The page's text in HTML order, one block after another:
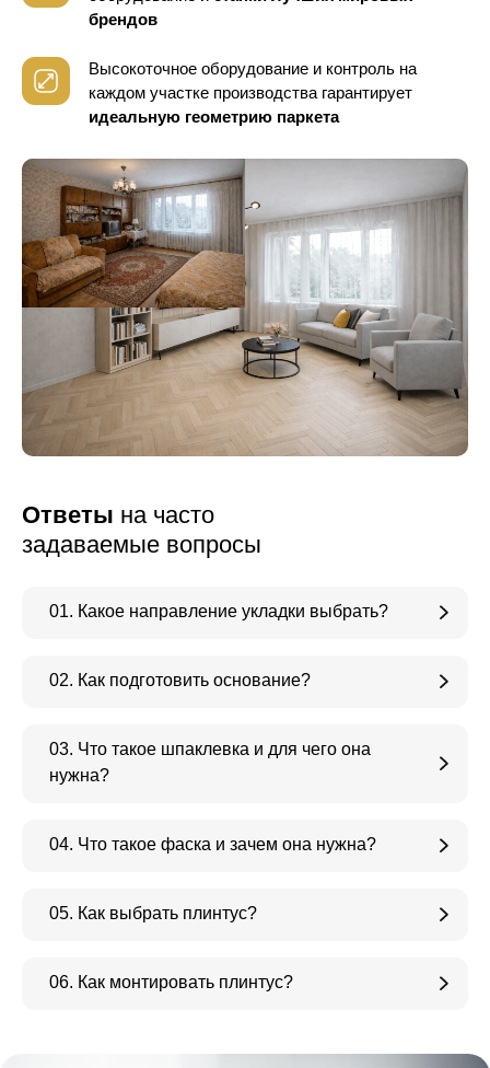
брендов
Высокоточное оборудование и контроль на
каждом участке производства гарантирует
идеальную геометрию паркета
Ответы на часто
задаваемые вопросы
01. Какое направление укладки выбрать?
02. Как подготовить основание?
03. Что такое шпаклевка и для чего она
нужна?
04. Что такое фаска и зачем она нужна?
05. Как выбрать плинтус?
06. Как монтировать плинтус?